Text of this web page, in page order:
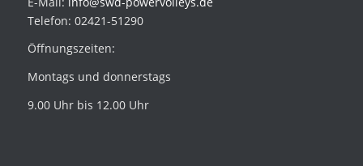
Telefon: 02421-51290
Öffnungszeiten:
Montags und donnerstags
9.00 Uhr bis 12.00 Uhr